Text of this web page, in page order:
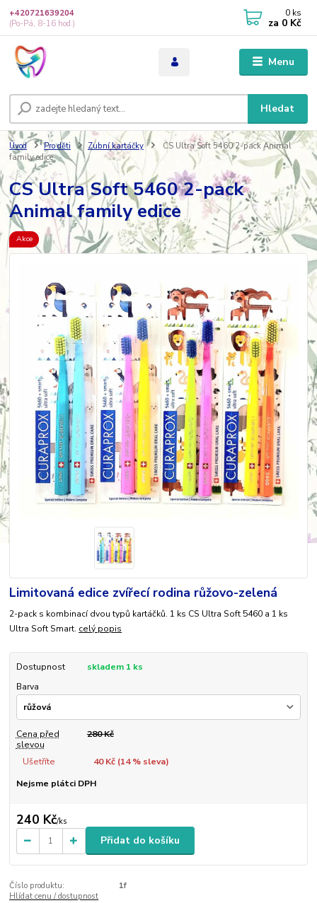
Menu
Hledat
+420721639204
(Po-Pá, 8-16 hod.)
0 ks
za 0 Kč
Úvod Pro děti Zubní kartáčky
CS Ultra Soft 5460 2-pack Animal
family edice
CS Ultra Soft 5460 2-pack
Animal family edice
Akce
Limitovaná edice zvířecí rodina růžovo-zelená
2-pack s kombinací dvou typů kartáčků. 1 ks CS Ultra Soft 5460 a 1 ks
Ultra Soft Smart. celý popis
Dostupnost
skladem 1 ks
Barva
Cena před
slevou
280 Kč
Ušetříte 40 Kč (14% sleva)
Nejsme plátci DPH
240 Kč/ks
Přidat do košíku
Číslo produktu:
1f
Hlídat cenu / dostupnost